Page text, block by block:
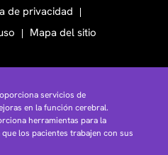
de privacidad
Mapa del sitio
servicios de
en la función cerebral.
herramientas para la
los pacientes trabajen con sus